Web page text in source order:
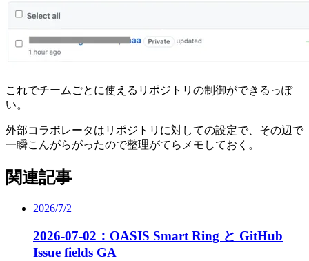
これでチームごとに使えるリポジトリの制御ができるっぽ
い。
外部コラボレータはリポジトリに対しての設定で、その辺で
一瞬こんがらがったので整理がてらメモしておく。
関連記事
2026/7/2
2026-07-02：OASIS Smart Ring と GitHub
Issue fields GA